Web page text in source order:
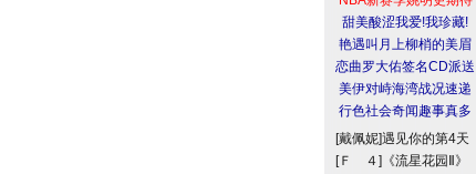
甜美酸涩我爱!我珍藏!
艳遇叫月上柳梢的美眉
恋曲罗大佑签名CD派送
美伊对峙海湾战况速递
行色社会奇闻趣事真多
[戴佩妮]遇见你的第4天
[Ｆ ４] 《流星花园Ⅱ》